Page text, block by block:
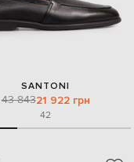
SANTONI
43 84321 922 грн
42